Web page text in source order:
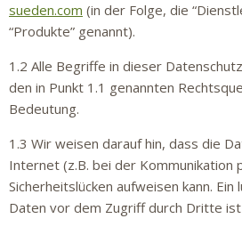
sueden.com (in der Folge, die
“Produkte” genannt).
1.2 Alle Begriffe in dieser
den in Punkt 1.1 genannten
Bedeutung.
1.3 Wir weisen darauf hin, dass die
Internet (z.B. bei der Kommunikation
Sicherheitslücken aufweisen kann.
Daten vor dem Zugriff durch Dritte ist